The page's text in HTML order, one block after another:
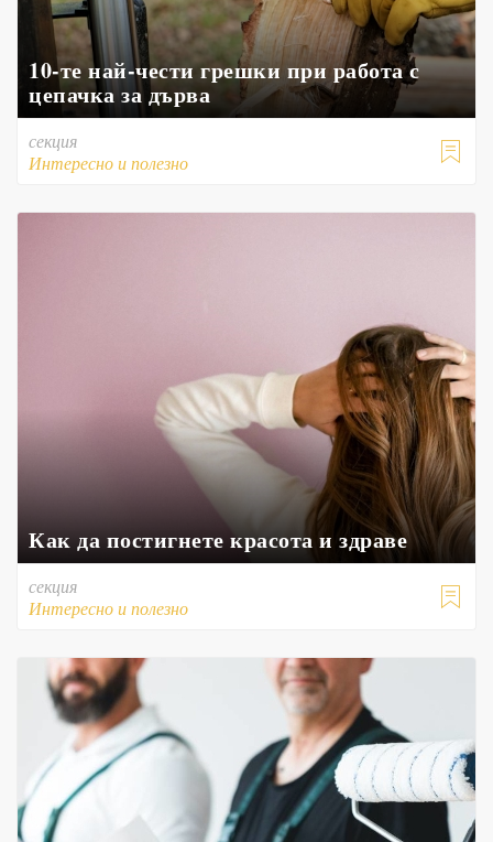
10-те най-чести грешки при работа с
цепачка за дърва

секция
Интересно и полезно
Как да постигнете красота и здраве

секция
Интересно и полезно